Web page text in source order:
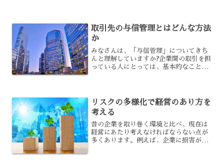
者はどう対策するべきでし...
取引先の与信管理とはどんな方法
か
みなさんは、「与信管理」についてきち
んと理解していますか?企業間の取引を担
っている人にとっては、基本的なことで
います。今回は、与信管...
リスクの多様化で経営のあり方を
考える
昔の企業を取り巻く環境と比べ、現在は
経営にあたり考えなければならない点が
多くあります。例えば、企業に損害が発